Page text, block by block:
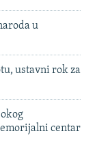
u
ustavni rok za
centar